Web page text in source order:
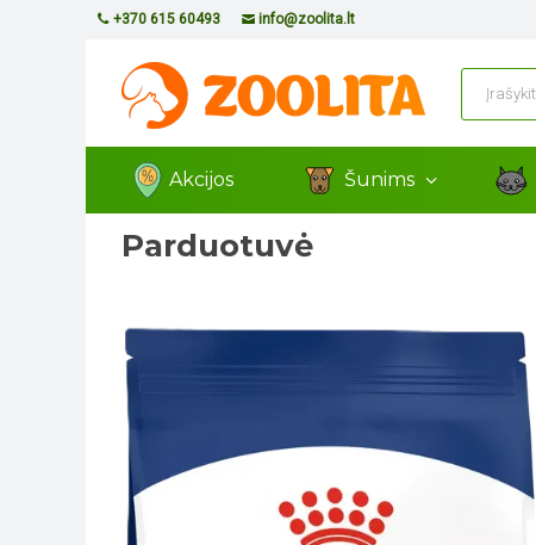
+370 615 60493 info@zoolita.lt
Akcijos Šunims
Parduotuvė